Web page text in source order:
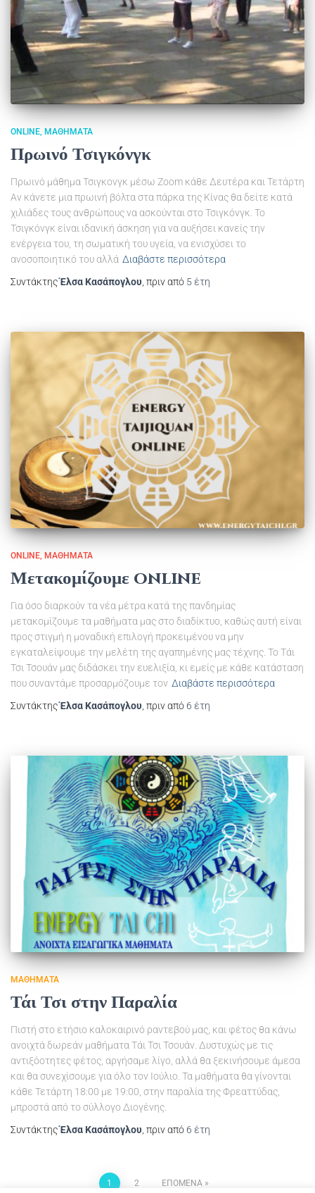
ONLINE ΜΑΘΉΜΑΤΑ
Πρωινό Τσιγκόνγκ
Πρωινό μάθημα Τσιγκονγκ μέσω Zoom κάθε Δευτέρα και Τετάρτη
Αν κάνετε μια πρωινή βόλτα στα πάρκα της Κίνας θα δείτε κατά
χιλιάδες τους ανθρώπους να ασκούνται στο Τσιγκόνγκ. Το
Τσιγκόνγκ είναι ιδανική άσκηση για να αυξήσει κανείς την
ενέργεια του, τη σωματική του υγεία, να ενισχύσει το
ανοσοποιητικό του αλλά Διαβάστε περισσότερα
ΣυντάκτηςΈλσα Κασάπογλου, πριν από 5 έτη
ONLINE ΜΑΘΉΜΑΤΑ
Μετακομίζουμε online
Για όσο διαρκούν τα νέα μέτρα κατά της πανδημίας
μετακομίζουμε τα μαθήματα μας στο διαδίκτυο, καθώς αυτή είναι
προς στιγμή η μοναδική επιλογή προκειμένου να μην
εγκαταλείψουμε την μελέτη της αγαπημένης μας τέχνης. Το Τάι
Τσι Τσουάν μας διδάσκει την ευελιξία, κι εμείς με κάθε κατάσταση
που συναντάμε προσαρμόζουμε τον Διαβάστε περισσότερα
ΣυντάκτηςΈλσα Κασάπογλου , πριν από 6 έτη
ΜΑΘΉΜΑΤΑ
Τάι Τσι στην Παραλία
Πιστή στο ετήσιο καλοκαιρινό ραντεβού μας, και φέτος θα κάνω
ανοιχτά δωρεάν μαθήματα Τάι Τσι Τσουάν. Δυστυχώς με τις
αντιξόοτητες φέτος, αργήσαμε λίγο, αλλά θα ξεκινήσουμε άμεσα
και θα συνεχίσουμε για όλο τον Ιούλιο. Τα μαθήματα θα γίνονται
κάθε Τετάρτη 18:00 με 19:00, στην παραλία της Φρεαττύδας,
μπροστά από το σύλλογο Διογένης.
ΣυντάκτηςΈλσα Κασάπογλου , πριν από 6 έτη
1 2 ΕΠΌΜΕΝΑ